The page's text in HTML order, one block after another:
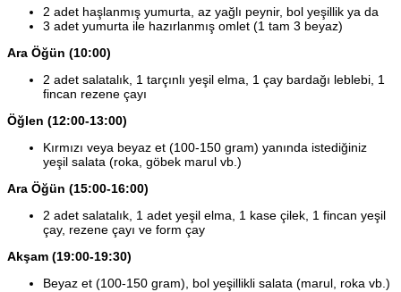
2 adet haşlanmış yumurta, az yağlı peynir, bol yeşillik ya da
3 adet yumurta ile hazırlanmış omlet (1 tam 3 beyaz)
Ara Öğün (10:00)
2 adet salatalık, 1 tarçınlı yeşil elma, 1 çay bardağı leblebi, 1
fincan rezene çayı
Öğlen (12:00-13:00)
Kırmızı veya beyaz et (100-150 gram) yanında istediğiniz
yeşil salata (roka, göbek marul vb.)
Ara Öğün (15:00-16:00)
2 adet salatalık, 1 adet yeşil elma, 1 kase çilek, 1 fincan yeşil
çay, rezene çayı ve form çay
Akşam (19:00-19:30)
Beyaz et (100-150 gram), bol yeşillikli salata (marul, roka vb.)